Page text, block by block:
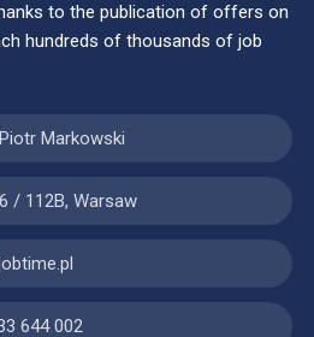
to the publication of offers on
hundreds of thousands of job
Markowski
/ 112B, Warsaw
644 002